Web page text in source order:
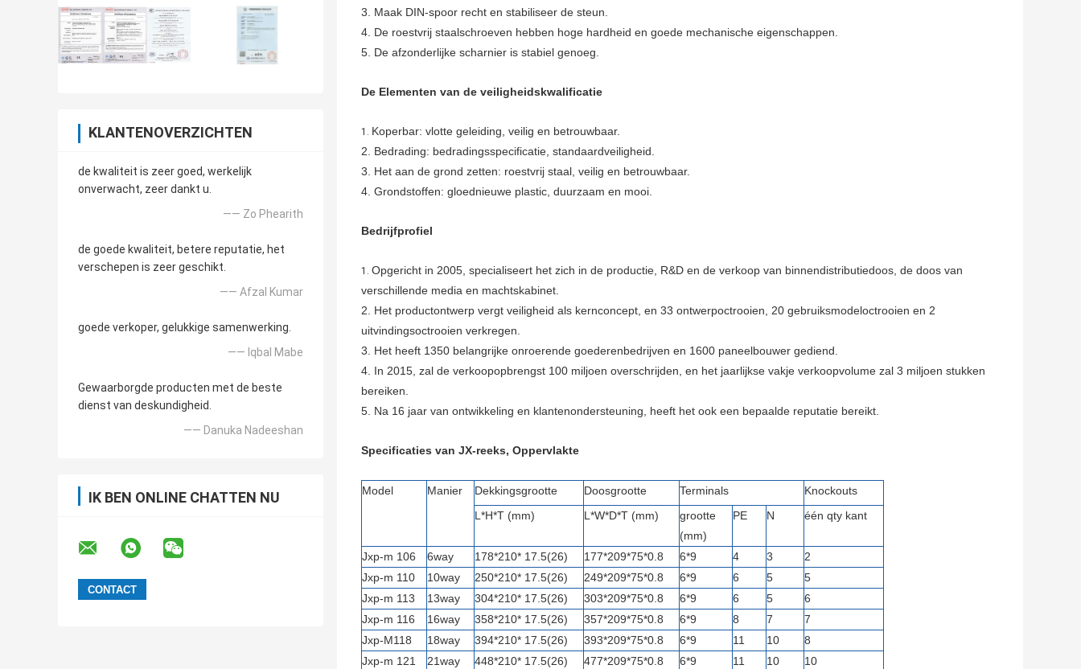
KLANTENOVERZICHTEN
de kwaliteit is zeer goed, werkelijk
onverwacht, zeer dankt u.
—— Zo Phearith
de goede kwaliteit, betere reputatie, het
verschepen is zeer geschikt.
—— Afzal Kumar
goede verkoper, gelukkige samenwerking.
—— Iqbal Mabe
Gewaarborgde producten met de beste
dienst van deskundigheid.
—— Danuka Nadeeshan
IK BEN ONLINE CHATTEN NU
3. Maak DIN-spoor recht en stabiliseer de steun.
4. De roestvrij staalschroeven hebben hoge hardheid en goede mechanische eigenschappen.
5. De afzonderlijke scharnier is stabiel genoeg.
De Elementen van de veiligheidskwalificatie
1. Koperbar: vlotte geleiding, veilig en betrouwbaar.
2. Bedrading: bedradingsspecificatie, standaardveiligheid.
3. Het aan de grond zetten: roestvrij staal, veilig en betrouwbaar.
4. Grondstoffen: gloednieuwe plastic, duurzaam en mooi.
Bedrijfprofiel
1. Opgericht in 2005, specialiseert het zich in de productie, R&D en de verkoop van binnendistributiedoos, de doos van
verschillende media en machtskabinet.
2. Het productontwerp vergt veiligheid als kernconcept, en 33 ontwerpoctrooien, 20 gebruiksmodeloctrooien en 2
uitvindingsoctrooien verkregen.
3. Het heeft 1350 belangrijke onroerende goederenbedrijven en 1600 paneelbouwer gediend.
4. In 2015, zal de verkoopopbrengst 100 miljoen overschrijden, en het jaarlijkse vakje verkoopvolume zal 3 miljoen stukken
bereiken.
5. Na 16 jaar van ontwikkeling en klantenondersteuning, heeft het ook een bepaalde reputatie bereikt.
Specificaties van JX-reeks, Oppervlakte
Model Manier Dekkingsgrootte Doosgrootte Terminals
Knockouts
L*H*T (mm)
L*W*D*T (mm)
grootte
(mm)
PE N één qty kant
Jxp-m 106 6way 178*210* 17.5(26) 177*209*75*0.8 6*9 4 3
2
Jxp-m 110
10way 250*210* 17.5(26) 249*209*75*0.8 6*9 6 5
5
Jxp-m 113
13way 304*210* 17.5(26) 303*209*75*0.8 6*9 6 5
6
Jxp-m 116
16way 358*210* 17.5(26) 357*209*75*0.8 6*9 8 7
7
Jxp-M118
18way 394*210* 17.5(26) 393*209*75*0.8 6*9 11 10
8
Jxp-m 121
21way 448*210* 17.5(26) 477*209*75*0.8 6*9 11 10
10